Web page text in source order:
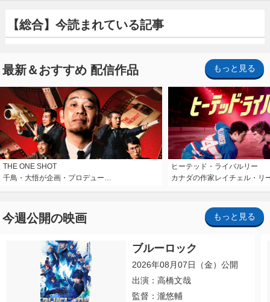
【総合】今読まれている記事
最新＆おすすめ 配信作品 もっと見る
THE ONE SHOT
千鳥・大悟が企画・プロデュー…
ヒーテッド・ライバルリー
カナダの作家レイチェル・リ
今週公開の映画 もっと見る
ブルーロック
2026年08月07日（金）公開
出演：高橋文哉
監督：瀧悠輔